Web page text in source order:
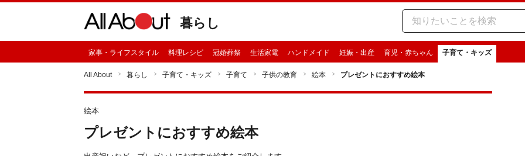
暮らし
家事・ライフスタイル 料理レシピ 冠婚葬祭 生活家電 ハンドメイド 妊娠・出産 育児・赤ちゃん 子育て・キッズ
All About 暮らし 子育て・キッズ 子育て 子供の教育 絵本 プレゼントにおすすめ絵本
絵本
プレゼントにおすすめ絵本